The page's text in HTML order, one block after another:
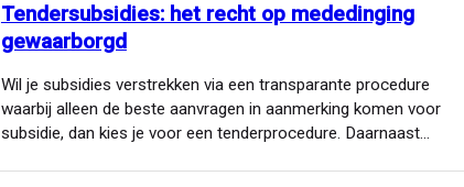
Tendersubsidies: het recht op mededinging
gewaarborgd
Wil je subsidies verstrekken via een transparante procedure
waarbij alleen de beste aanvragen in aanmerking komen voor
subsidie, dan kies je voor een tenderprocedure. Daarnaast…